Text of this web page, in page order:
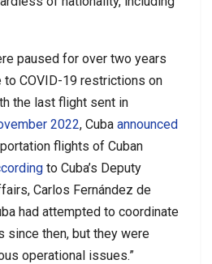
paused for over two years
to COVID-19 restrictions on
the last flight sent in
2022, Cuba announced
flights of Cuban
to Cuba’s Deputy
Carlos Fernández de
had attempted to coordinate
since then, but they were
operational issues.”